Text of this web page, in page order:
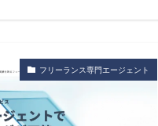
フリーランス専門エージェント